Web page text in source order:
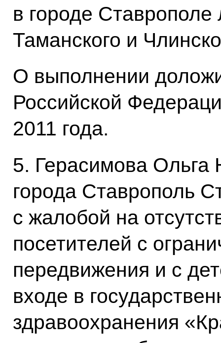
в городе
Таманского и
О выполнении
Российской
2011 года.
5. Герасимова Ольга
города Ставрополь
с жалобой на
посетителей с
передвижения и с
входе в
здравоохранения